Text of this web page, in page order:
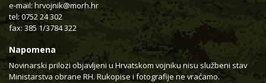
e-mail: hrvojnik@morh.hr
tel: 0752 24 302
fax: 385 1/3784 322
Napomena
Novinarski prilozi objavljeni u Hrvatskom vojniku nisu službeni stav
Ministarstva obrane RH. Rukopise i fotografije ne vraćamo.